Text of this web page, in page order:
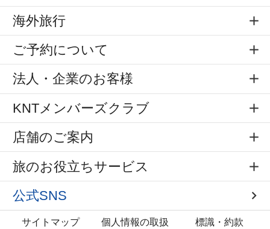
海外旅行
ご予約について
法人・企業のお客様
KNTメンバーズクラブ
店舗のご案内
旅のお役立ちサービス
公式SNS
サイトマップ 個人情報の取扱 標識・約款